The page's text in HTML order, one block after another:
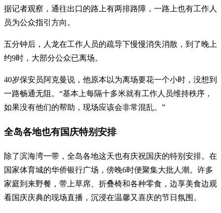
据记者观察，通往出口的路上有两排路障，一路上也有工作人
员为公众指引方向。
五分钟后，人龙在工作人员的疏导下慢慢消失消散，到了晚上
约9时，大部分公众已离场。
40岁保安员阿克曼说，他原本以为离场要花一个小时，没想到
一路畅通无阻。“基本上每隔十多米就有工作人员维持秩序，
如果没有他们的帮助，现场应该会非常混乱。”
全岛各地也有国庆特别安排
除了滨海湾一带，全岛各地这天也有庆祝国庆的特别安排。在
国家体育城的华侨银行广场，傍晚6时便聚集大批人潮。许多
家庭到来野餐，带上草席、折叠椅和各种零食，边享美食边观
看国庆庆典的现场直播，沉浸在温馨又喜庆的节日氛围。